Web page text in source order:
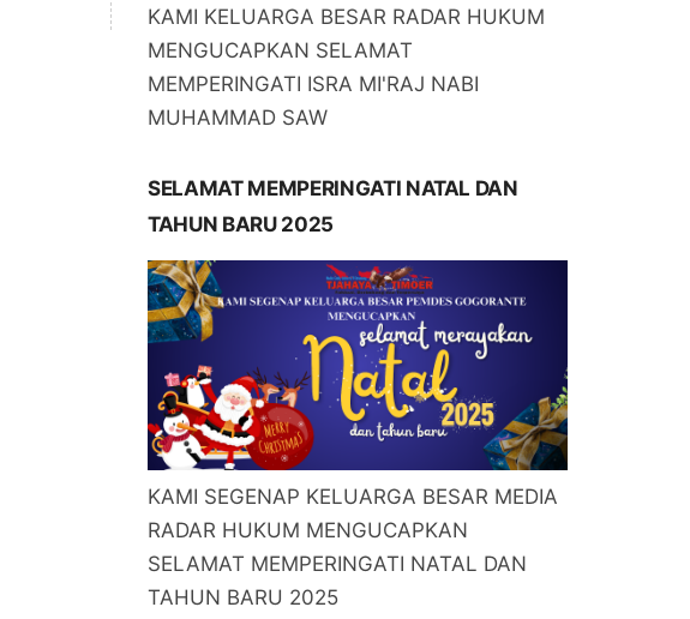
KAMI KELUARGA BESAR RADAR HUKUM
MENGUCAPKAN SELAMAT
MEMPERINGATI ISRA MI'RAJ NABI
MUHAMMAD SAW
SELAMAT MEMPERINGATI NATAL DAN
TAHUN BARU 2025
KAMI SEGENAP KELUARGA BESAR MEDIA
RADAR HUKUM MENGUCAPKAN
SELAMAT MEMPERINGATI NATAL DAN
TAHUN BARU 2025